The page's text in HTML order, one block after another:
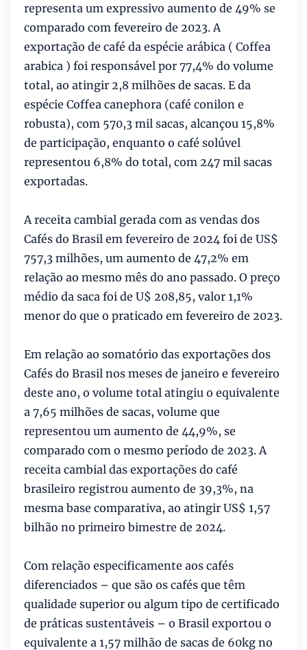
representa um expressivo aumento de 49% se
comparado com fevereiro de 2023. A
exportação de café da espécie arábica ( Coffea
arabica ) foi responsável por 77,4% do volume
total, ao atingir 2,8 milhões de sacas. E da
espécie Coffea canephora (café conilon e
robusta), com 570,3 mil sacas, alcançou 15,8%
de participação, enquanto o café solúvel
representou 6,8% do total, com 247 mil sacas
exportadas.
A receita cambial gerada com as vendas dos
Cafés do Brasil em fevereiro de 2024 foi de US$
757,3 milhões, um aumento de 47,2% em
relação ao mesmo mês do ano passado. O preço
médio da saca foi de U$ 208,85, valor 1,1%
menor do que o praticado em fevereiro de 2023.
Em relação ao somatório das exportações dos
Cafés do Brasil nos meses de janeiro e fevereiro
deste ano, o volume total atingiu o equivalente
a 7,65 milhões de sacas, volume que
representou um aumento de 44,9%, se
comparado com o mesmo período de 2023. A
receita cambial das exportações do café
brasileiro registrou aumento de 39,3%, na
mesma base comparativa, ao atingir US$ 1,57
bilhão no primeiro bimestre de 2024.
Com relação especificamente aos cafés
diferenciados – que são os cafés que têm
qualidade superior ou algum tipo de certificado
de práticas sustentáveis – o Brasil exportou o
equivalente a 1,57 milhão de sacas de 60kg no